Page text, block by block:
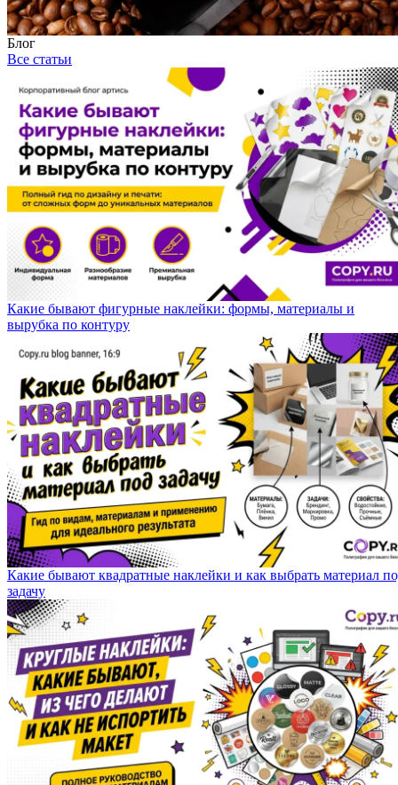
Блог
Все статьи
Какие бывают фигурные наклейки: формы, материалы и
вырубка по контуру
Какие бывают квадратные наклейки и как выбрать материал
задачу